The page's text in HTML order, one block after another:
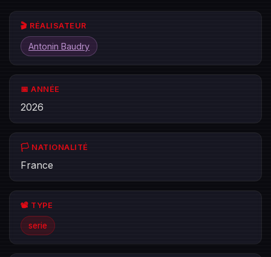
🎬 RÉALISATEUR
Antonin Baudry
📅 ANNÉE
2026
🏳️ NATIONALITÉ
France
📽️ TYPE
serie